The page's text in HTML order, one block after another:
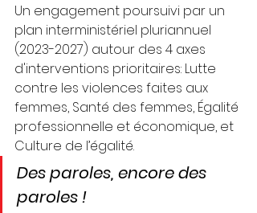
Un engagement poursuivi par un
plan interministériel pluriannuel
(2023-2027) autour des 4 axes
d'interventions prioritaires: Lutte
contre les violences faites aux
femmes, Santé des femmes, Égalité
professionnelle et économique, et
Culture de l’égalité.
Des paroles, encore des
paroles !